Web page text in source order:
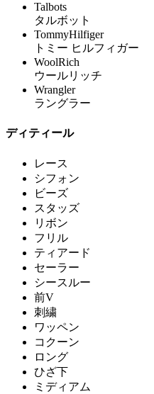
Talbots
タルボット
TommyHilfiger
トミー ヒルフィガー
WoolRich
ウールリッチ
Wrangler
ラングラー
ディティール
レース
シフォン
ビーズ
スタッズ
リボン
フリル
ティアード
セーラー
シースルー
前V
刺繍
ワッペン
コクーン
ロング
ひざ下
ミディアム